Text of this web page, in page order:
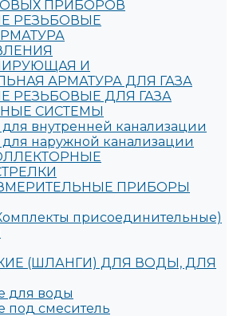
ПРИБОРОВ
РЕЗЬБОВЫЕ
И
АРМАТУРА ДЛЯ ГАЗА
РЕЗЬБОВЫЕ ДЛЯ ГАЗА
СИСТЕМЫ
внутренней канализации
наружной канализации
ПРИБОРЫ
присоединительные)
(ШЛАНГИ) ДЛЯ ВОДЫ, ДЛЯ
для воды
под смеситель